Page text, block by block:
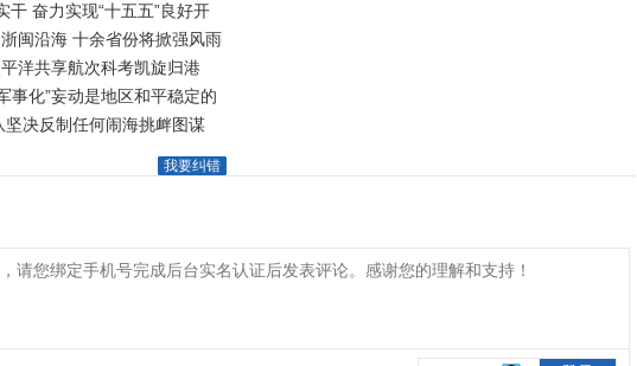
干 奋力实现“十五五”良好开
浙闽沿海 十余省份将掀强风雨
洋共享航次科考凯旋归港
事化”妄动是地区和平稳定的
坚决反制任何闹海挑衅图谋
我要纠错